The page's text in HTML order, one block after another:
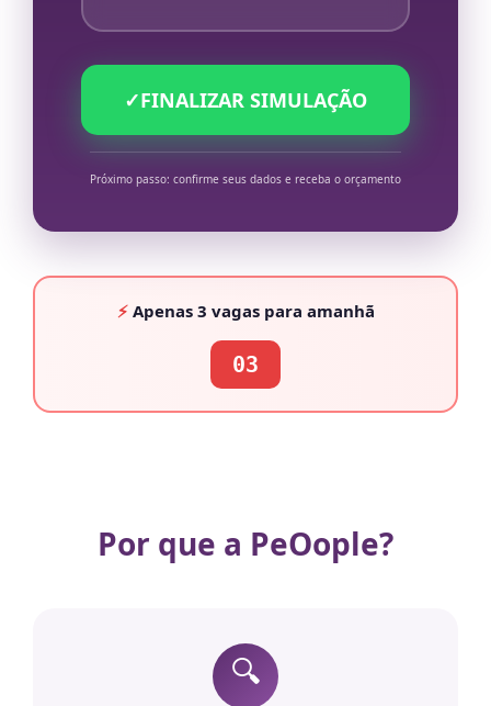
✓FINALIZAR SIMULAÇÃO
Próximo passo: confirme seus dados e receba o orçamento
⚡Apenas 3 vagaspara amanhã
03
Por que a PeOople?
🔍